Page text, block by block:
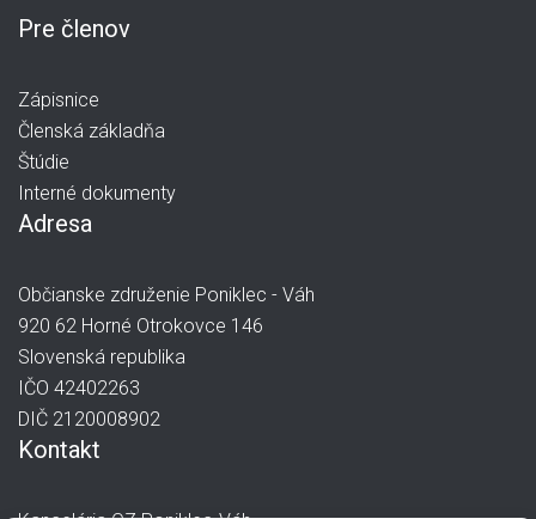
Pre členov
Zápisnice
Členská základňa
Štúdie
Interné dokumenty
Adresa
Občianske združenie Poniklec - Váh
920 62 Horné Otrokovce 146
Slovenská republika
IČO 42402263
DIČ 2120008902
Kontakt